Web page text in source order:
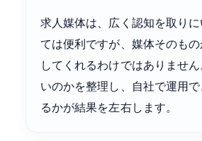
求人媒体は、広く認知を取り
ては便利ですが、媒体そのも
してくれるわけではありませ
いのかを整理し、自社で運用
るかが結果を左右します。